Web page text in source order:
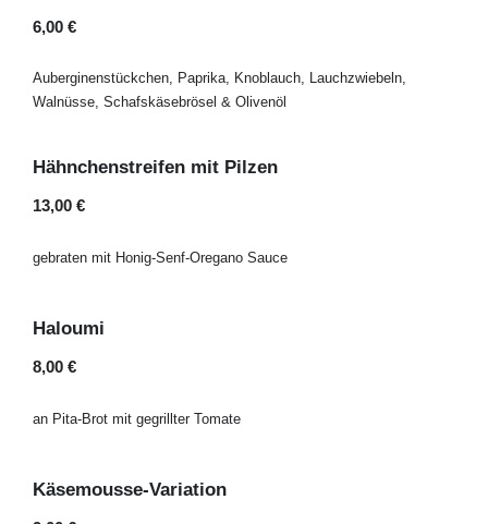
6,00 €
Auberginenstückchen, Paprika, Knoblauch, Lauchzwiebeln,
Walnüsse, Schafskäsebrösel & Olivenöl
Hähnchenstreifen mit Pilzen
13,00 €
gebraten mit Honig-Senf-Oregano Sauce
Haloumi
8,00 €
an Pita-Brot mit gegrillter Tomate
Käsemousse-Variation